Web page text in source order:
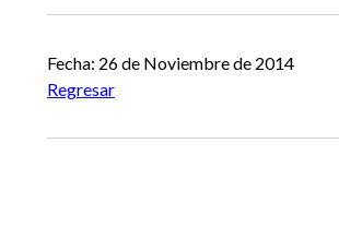
Fecha: 26 de Noviembre de 2014
Regresar